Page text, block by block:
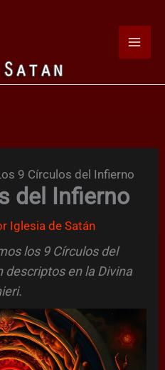
9 Círculos del Infierno
del Infierno
Iglesia de Satán
los 9 Círculos del
descriptos en la Divina